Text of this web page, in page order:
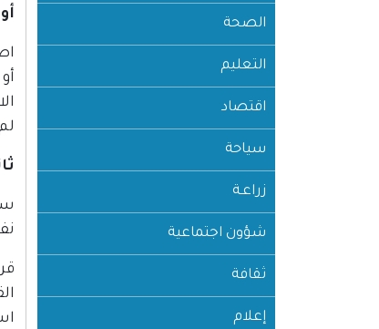
الصحة
التعليم
اقتصاد
سياحة
زراعـة
شؤون اجتماعية
ثقافة
إعلام